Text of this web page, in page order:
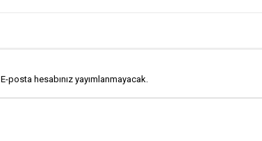
E-posta hesabınız yayımlanmayacak.